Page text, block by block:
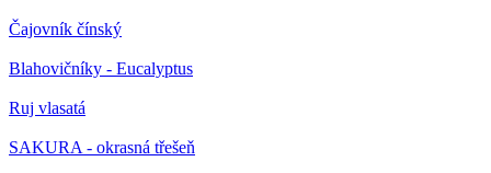
Čajovník čínský
Blahovičníky - Eucalyptus
Ruj vlasatá
SAKURA - okrasná třešeň